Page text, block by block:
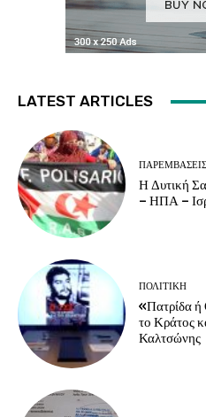
LATEST ARTICLES
ΠΑΡΕΜΒΑΣΕΙΣ
Η Δυτική
– ΗΠΑ –
ΠΟΛΙΤΙΚΗ
«Πατρίδα
το Κράτος
Καλτσώνης